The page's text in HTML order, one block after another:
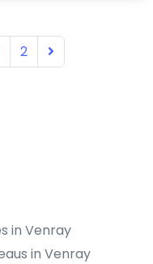
in Venray
in Venray
2